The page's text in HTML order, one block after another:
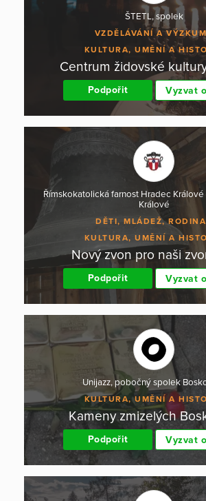
ŠTETL, spolek
VZDĚLÁVÁNÍ A
KULTURA, UMĚNÍ A
Centrum židovské
Podpořit Vyzvat
Římskokatolická farnost Hradec
Králové
DĚTI, MLÁDEŽ, RODINA
KULTURA, UMĚNÍ A
Nový zvon pro naši
Podpořit Vyzvat
Unijazz, pobočný spolek
KULTURA, UMĚNÍ A
Kameny zmizelých
Podpořit Vyzvat